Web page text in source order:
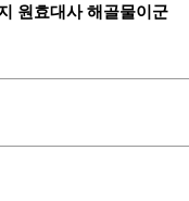
원효대사 해골물이군